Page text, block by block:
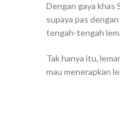
Dengan gaya khas
supaya pas
tengah-tengah
Tak hanya itu,
mau menerapkan